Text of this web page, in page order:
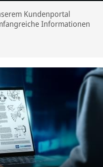
Kundenportal
Informationen